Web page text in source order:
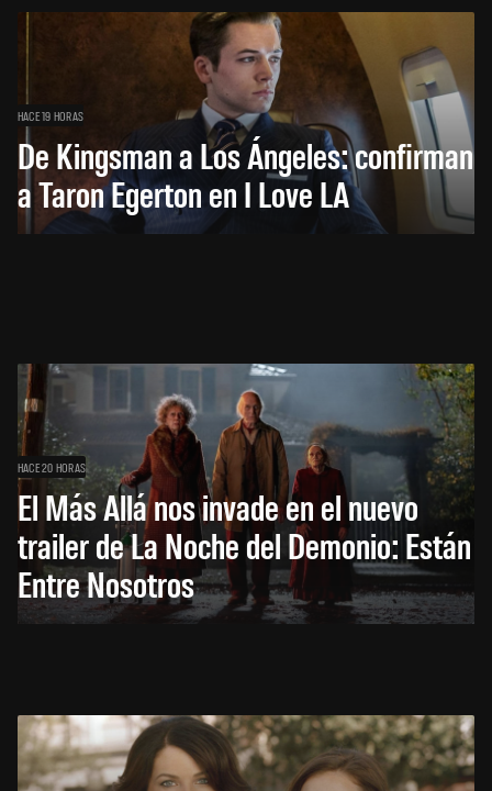
HACE 19 HORAS
De Kingsman a Los Ángeles: confirman
a Taron Egerton en I Love LA
HACE 20 HORAS
El Más Allá nos invade en el nuevo
trailer de La Noche del Demonio: Están
Entre Nosotros